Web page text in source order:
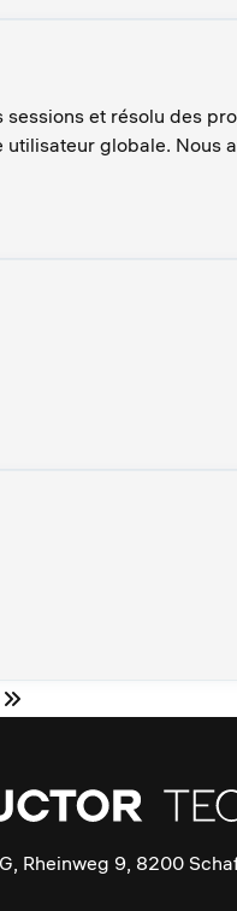
et résolu des
globale. Nous
Rheinweg 9, 8200